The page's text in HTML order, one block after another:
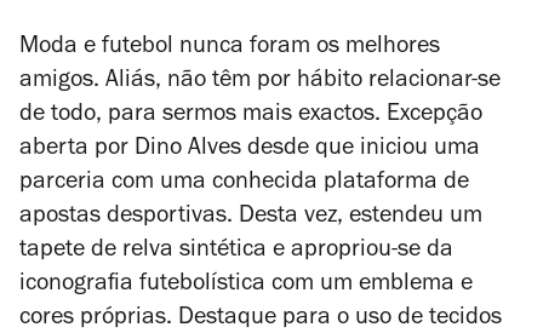
Moda e futebol nunca foram os melhores
amigos. Aliás, não têm por hábito relacionar-se
de todo, para sermos mais exactos. Excepção
aberta por Dino Alves desde que iniciou uma
parceria com uma conhecida plataforma de
apostas desportivas. Desta vez, estendeu um
tapete de relva sintética e apropriou-se da
iconografia futebolística com um emblema e
cores próprias. Destaque para o uso de tecidos